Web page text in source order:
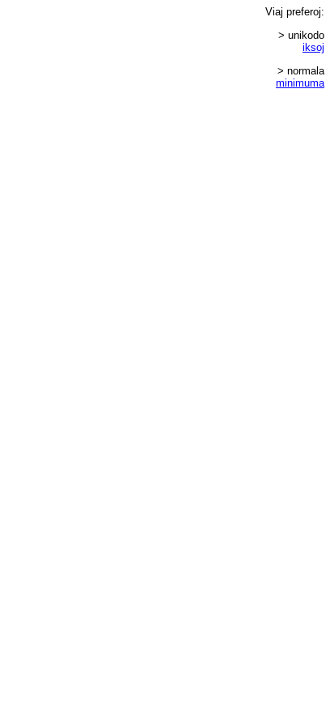
Viaj preferoj:
> unikodo
iksoj
> normala
minimuma